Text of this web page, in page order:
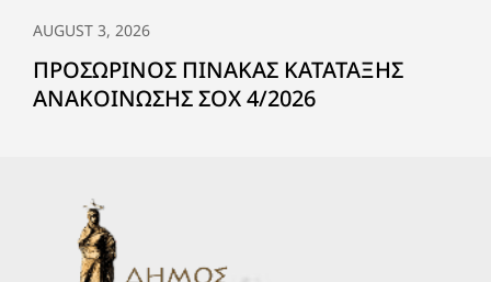
AUGUST 3, 2026
ΠΡΟΣΩΡΙΝΟΣ ΠΙΝΑΚΑΣ ΚΑΤΑΤΑΞΗΣ
ΑΝΑΚΟΙΝΩΣΗΣ ΣΟΧ 4/2026